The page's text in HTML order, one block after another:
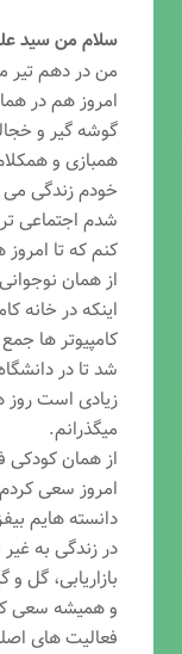
سلام من سید
امروز هم در
گوشه گیر و
همبازی و
خودم زندگی می
شدم اجتماعی
کنم که تا امروز
از همان
اینکه در خانه
کامپیوتر ها
شد تا در
زیادی است روز
میگذرانم.
از همان کودکی
امروز سعی
دانسته هایم
در زندگی به غیر
بازاریابی، گل و
و همیشه سعی
فعالیت های